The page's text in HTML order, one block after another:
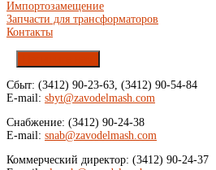
Импортозамещение
Запчасти для трансформаторов
Контакты
Сбыт: (3412) 90-23-63, (3412) 90-54-84
E-mail: sbyt@zavodelmash.com
Снабжение: (3412) 90-24-38
E-mail: snab@zavodelmash.com
Коммерческий директор: (3412) 90-24-37